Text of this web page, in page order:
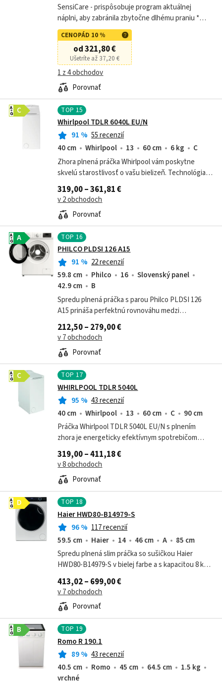
SensiCare - prispôsobuje program aktuálnej
náplni, aby zabránila zbytočne dlhému praniu *
Jemnosť vďaka funkcii SoftPlus * Antialergický
program * Certifikát Woolmark Blue *
CENOPÁD 10 %
od 321,80 €
Ušetríte až 37,20 €
1 z 4 obchodov
Porovnať
TOP 15
Whirlpool TDLR 6040L EU/N
91 % 55 recenzií
C
A
G
40 cm Whirlpool 13 60 cm 6 kg
C
Zhora plnená práčka Whirlpool vám poskytne
skvelú starostlivosť o vašu bielizeň. Technológia
šiesteho zmyslu rozpozná množstvo a typ bielizne
a tomu prispôsobí prací cyklus.
319,00 – 361,81 €
v 2 obchodoch
Porovnať
TOP 16
PHILCO PLDSI 126 A15
91 % 22 recenzií
A
A
G
59.8 cm Philco 16
Slovenský panel
42.9 cm
B
Spredu plnená práčka s parou Philco PLDSI 126
A15 prináša perfektnú rovnováhu medzi
úspornosťou, výbavou a rozmermi. So SLIM hĺbkou
iba 42,9 cm sa bez problémov zmestí aj do...
212,50 – 279,00 €
v 7 obchodoch
Porovnať
TOP 17
WHIRLPOOL TDLR 5040L
95 % 43 recenzií
C
A
G
40 cm Whirlpool 13 60 cm C
90 cm
Práčka Whirlpool TDLR 5040L EU/N s plnením
zhora je energeticky efektívnym spotrebičom
triedy C. S kapacitou 5 kg bielizne a 1000 otáčkami
odstreďovania zabezpečuje kvalitné a...
319,00 – 411,18 €
v 8 obchodoch
Porovnať
TOP 18
Haier HWD80-B14979-S
96% 117 recenzií
D
A
G
59.5 cm Haier 14 46 cm A
85 cm
Spredu plnená slim práčka so sušičkou Haier
HWD80-B14979-S v bielej farbe a s kapacitou 8 kg
bielizne. Vysuší 5 kg bielizne. Ponúka až 14 pracích
programov s funkciou parného...
413,02 – 699,00 €
v 7 obchodoch
Porovnať
TOP 19
Romo R 190.1
89% 43 recenzií
B
A
G
40.5 cm Romo 45 cm 64.5 cm
1.5 kg
vrchné